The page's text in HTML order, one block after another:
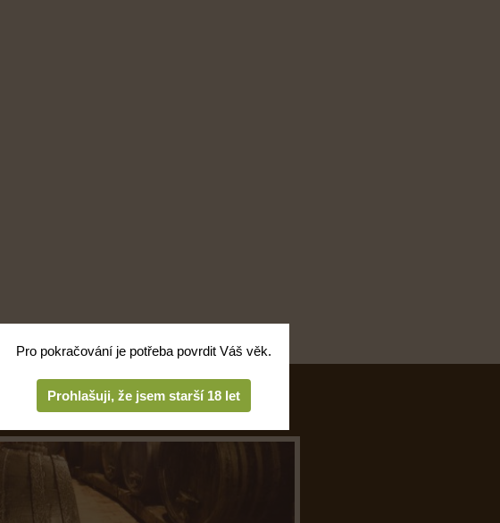
Pro pokračování je potřeba povrdit Váš věk.
Prohlašuji, že jsem starší 18 let